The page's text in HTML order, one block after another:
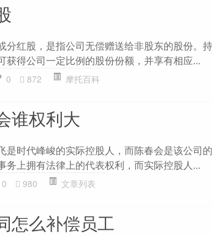
分红股，是指公司无偿赠送给非股东的股份。
获得公司一定比例的股份份额，并享有相应...
0 872 摩托百科
谁权利大
是时代峰峻的实际控股人，而陈春会是该公司
务上拥有法律上的代表权利，而实际控股人...
0 980 文章列表
怎么补偿员工